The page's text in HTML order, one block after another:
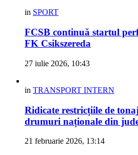
in SPORT
FCSB continuă startul
FK Csikszereda
27 iulie 2026, 10:43
in TRANSPORT INTERN
Ridicate restricțiile de
drumuri naționale din
21 februarie 2026, 13:14